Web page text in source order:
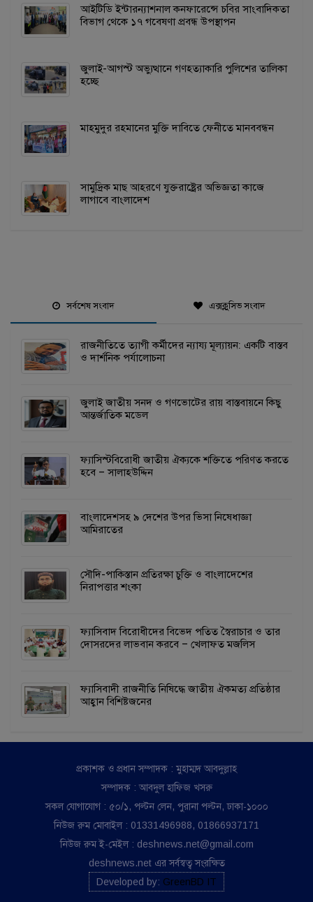
আইটিডি ইন্টারন্যাশনাল কনফারেন্সে চবির সাংবাদিকতা
বিভাগ থেকে ১৭ গবেষণা প্রবন্ধ উপস্থাপন
জুলাই-আগস্ট অভ্যুত্থানে গণহত্যাকারি পুলিশের তালিকা
হচ্ছে
মাহমুদুর রহমানের মুক্তি দাবিতে ফেনীতে মানববন্ধন
সামুদ্রিক মাছ আহরণে যুক্তরাষ্ট্রের অভিজ্ঞতা কাজে
লাগাবে বাংলাদেশ
সর্বশেষ সংবাদ এক্সক্লুসিভ সংবাদ
রাজনীতিতে ত্যাগী কর্মীদের ন্যায্য মূল্যায়ন: একটি বাস্তব
ও দার্শনিক পর্যালোচনা
জুলাই জাতীয় সনদ ও গণভোটের রায় বাস্তবায়নে কিছু
আন্তর্জাতিক মডেল
ফ্যাসিস্টবিরোধী জাতীয় ঐক্যকে শক্তিতে পরিণত করতে
হবে – সালাহউদ্দিন
বাংলাদেশসহ ৯ দেশের উপর ভিসা নিষেধাজ্ঞা
আমিরাতের
সৌদি-পাকিস্তান প্রতিরক্ষা চুক্তি ও বাংলাদেশের
নিরাপত্তার শংকা
ফ্যাসিবাদ বিরোধীদের বিভেদ পতিত স্বৈরাচার ও তার
দোসরদের লাভবান করবে – খেলাফত মজলিস
ফ্যাসিবাদী রাজনীতি নিষিদ্ধে জাতীয় ঐকমত্য প্রতিষ্ঠার
আহ্বান বিশিষ্টজনের
প্রকাশক ও প্রধান সম্পাদক : মুহাম্মদ আবদুল্লাহ
সম্পাদক : আবদুল হাফিজ খসরু
সকল যোগাযোগ : ৫০/১, পল্টন লেন, পুরানা পল্টন, ঢাকা-১০০০
নিউজ রুম মোবাইল : 01331496988, 01866937171
নিউজ রুম ই-মেইল : deshnews.net@gmail.com
deshnews.net এর সর্বস্বত্ব সংরক্ষিত
Developed by: GreenBD IT